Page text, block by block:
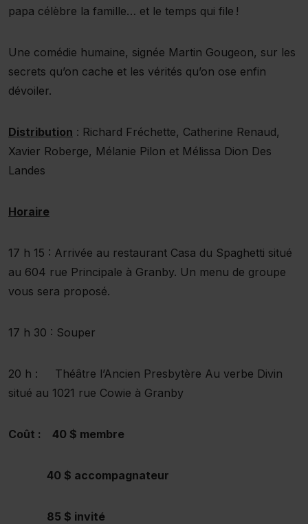
papa célèbre la famille… et le temps qui file !
Une comédie humaine, signée Martin Gougeon, sur les
secrets qu’on cache et les vérités qu’on ose enfin
dévoiler.
Distribution : Richard Fréchette, Catherine Renaud,
Xavier Roberge, Mélanie Pilon et Mélissa Dion Des
Landes
Horaire
17 h 15 : Arrivée au restaurant Casa du Spaghetti situé
au 604 rue Principale à Granby. Un menu de groupe
vous sera proposé.
17 h 30 : Souper
20 h : Théâtre l’Ancien Presbytère Au verbe Divin
situé au 1021 rue Cowie à Granby
Coût : 40 $ membre
40 $ accompagnateur
85 $ invité